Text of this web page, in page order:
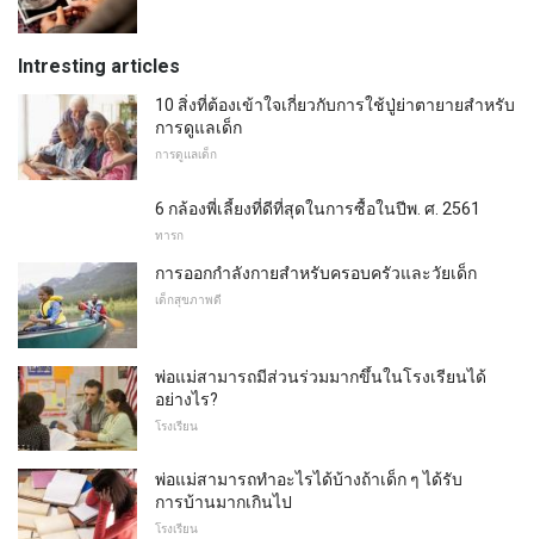
Intresting articles
10 สิ่งที่ต้องเข้าใจเกี่ยวกับการใช้ปู่ย่าตายายสำหรับ
การดูแลเด็ก
การดูแลเด็ก
6 กล้องพี่เลี้ยงที่ดีที่สุดในการซื้อในปีพ. ศ. 2561
ทารก
การออกกำลังกายสำหรับครอบครัวและวัยเด็ก
เด็กสุขภาพดี
พ่อแม่สามารถมีส่วนร่วมมากขึ้นในโรงเรียนได้
อย่างไร?
โรงเรียน
พ่อแม่สามารถทำอะไรได้บ้างถ้าเด็ก ๆ ได้รับ
การบ้านมากเกินไป
โรงเรียน